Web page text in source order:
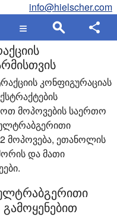
info@hielscher.com
კონფიგურაციას
მოპოვების საერთო
მოპოვება, ეთანოლის
და მათი